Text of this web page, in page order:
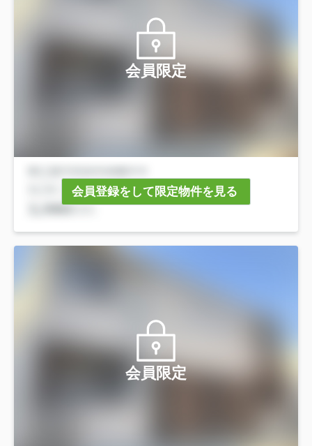
会員限定
会員登録をして限定物件を見る
会員限定